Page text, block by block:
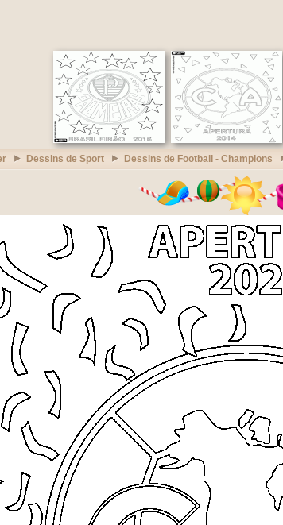
Dessins de Sport Dessins de Football - Champions